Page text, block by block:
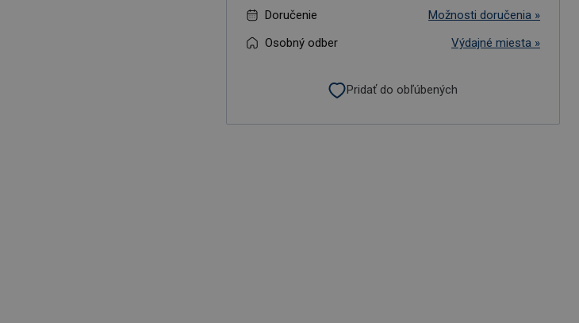
Doručenie
Možnosti doručenia »
Osobný odber
Výdajné miesta »
Pridať do obľúbených